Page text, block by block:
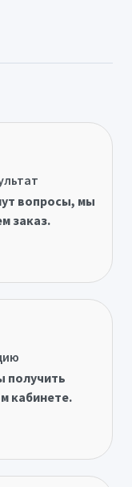
вопросы, мы
заказ.
получить
кабинете.